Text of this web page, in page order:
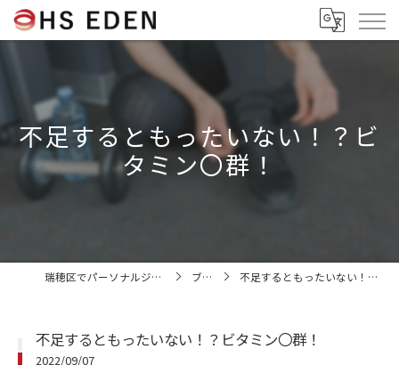
不足するともったいない！？ビ
タミン〇群！
瑞穂区でパーソナルジムならHS EDEN ブログ 不足するともったいない！？ビタミン〇群！
不足するともったいない！？ビタミン〇群！
2022/09/07